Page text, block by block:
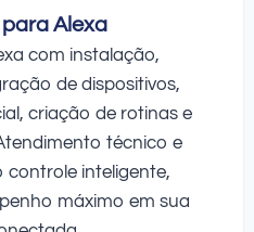
Alexa
com instalação,
de dispositivos,
criação de rotinas e
técnico e
inteligente,
máximo em sua